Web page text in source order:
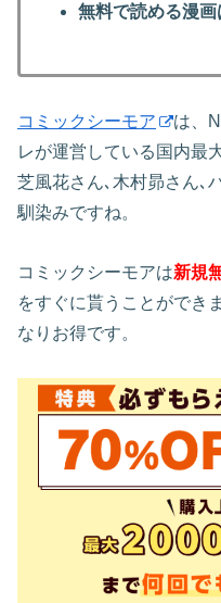
無料で読める漫画
コミックシーモア
は、
レが運営している国内最
芝風花さん､木村昴さん､
馴染みですね。
コミックシーモアは新規
をすぐに貰うことができ
なりお得です。